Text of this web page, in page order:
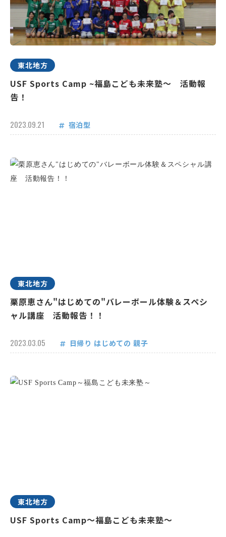
東北地方
USF Sports Camp ~福島こども未来塾～ 活動報
告！
2023.09.21 宿泊型
東北地方
栗原恵さん"はじめての"バレーボール体験＆スペシ
ャル講座 活動報告！！
2023.03.05 日帰り はじめての 親子
東北地方
USF Sports Camp～福島こども未来塾～